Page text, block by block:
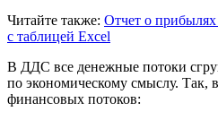
Читайте также: Отчет о
с таблицей Excel
В ДДС все денежные потоки
по экономическому смыслу. Так,
финансовых потоков: